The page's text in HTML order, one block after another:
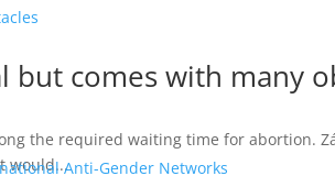
but comes with many
the required waiting time for abortion.
would...